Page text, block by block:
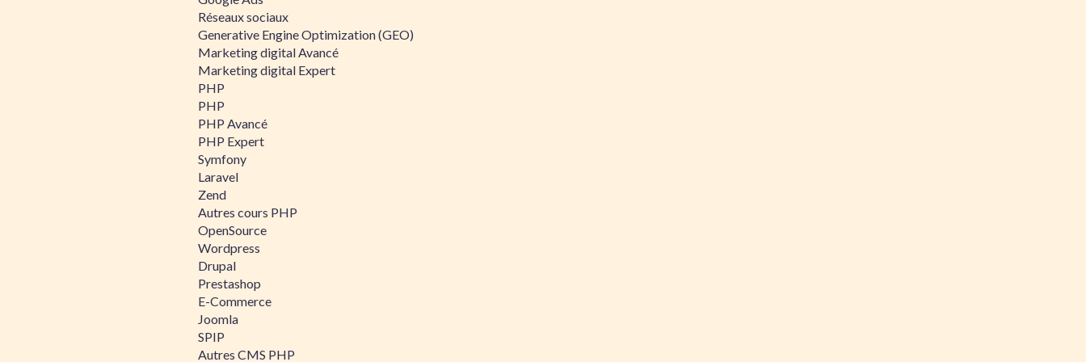
Réseaux sociaux
Generative Engine Optimization (GEO)
Marketing digital Avancé
Marketing digital Expert
PHP
PHP
PHP Avancé
PHP Expert
Symfony
Laravel
Zend
Autres cours PHP
OpenSource
Wordpress
Drupal
Prestashop
E-Commerce
Joomla
SPIP
Autres CMS PHP